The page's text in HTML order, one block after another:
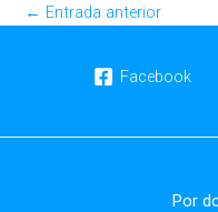
← Entrada anterior
Facebook
Por